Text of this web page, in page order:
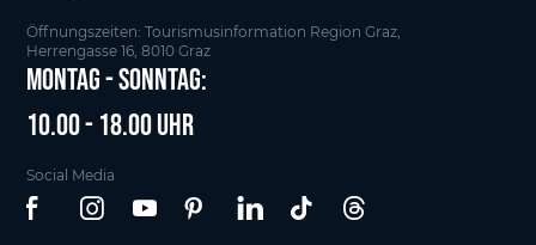
Öffnungszeiten: Tourismusinformation Region Graz,
Herrengasse 16, 8010 Graz
Montag - Sonntag:
10.00 - 18.00 Uhr
Social Media